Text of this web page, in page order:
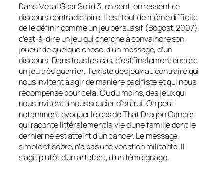
DansMetal Gear Solid 3,on sent, on ressent ce
discours contradictoire. Il est tout de même difficile
de le définir comme un jeu persuasif (Bogost, 2007),
c’est-à-dire un jeu qui cherche à convaincre son
joueur de quelque chose, d’un message, d’un
discours. Dans tous les cas, c’est finalement encore
un jeu très guerrier. Il existe des jeux au contraire qui
nous invitent à agir de manière pacifiste et qui nous
récompense pour cela. Ou du moins, des jeux qui
nous invitent à nous soucier d’autrui. On peut
notamment évoquer le cas deThat Dragon Cancer
qui raconte littéralement la vie d’une famille dont le
dernier né est atteint d’un cancer. Le message,
simple et sobre, n’a pas une vocation militante. Il
s’agit plutôt d’un artefact, d’un témoignage.